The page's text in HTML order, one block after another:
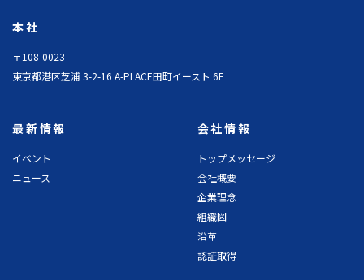
本社
〒108-0023
東京都港区芝浦 3-2-16 A-PLACE田町イースト 6F
最新情報
イベント
ニュース
会社情報
トップメッセージ
会社概要
企業理念
組織図
沿革
認証取得